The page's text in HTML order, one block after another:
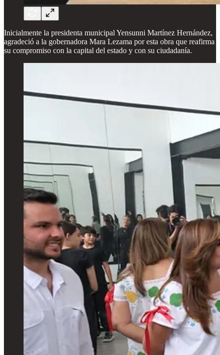
Inicialmente la presidenta municipal Yensunni Martínez Hernández,
agradeció a la gobernadora Mara Lezama por esta obra que reafirma
su compromiso con la capital del estado y con su ciudadanía.